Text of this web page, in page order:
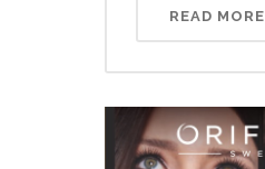
READ MORE